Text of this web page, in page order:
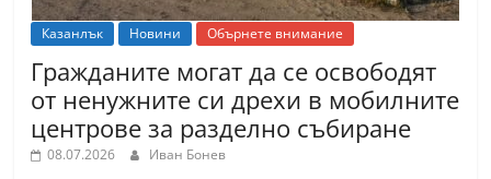
Казанлък Новини Обърнете внимание
Гражданите могат да се освободят
от ненужните си дрехи в мобилните
центрове за разделно събиране
08.07.2026 Иван Бонев